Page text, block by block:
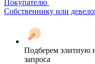
Покупателю
Собственнику или
Подберем элитную
запроса